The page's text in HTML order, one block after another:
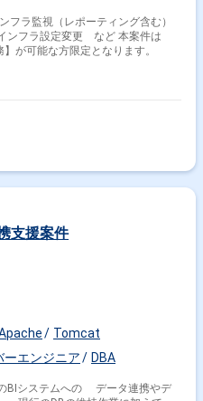
フラ監視（レポーティング含む）
ラ設定変更 など 本案件は
が可能な方限定となります。
支援案件
Tomcat
ーエンジニア DBA
BIシステムへの データ連携やデ
モート